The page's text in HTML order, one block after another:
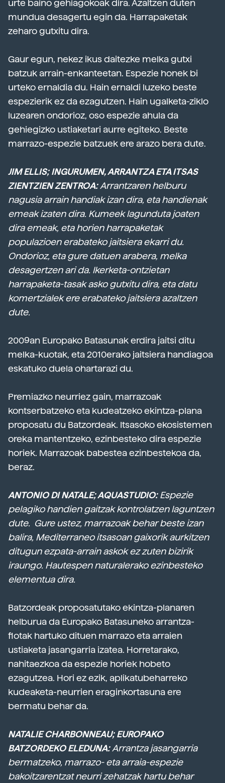
urte baino gehiagokoak dira. Azaltzen duten
mundua desagertu egin da. Harrapaketak
zeharo gutxitu dira.
Gaur egun, nekez ikus daitezke melka gutxi
batzuk arrain-enkanteetan. Espezie honek bi
urteko ernaldia du. Hain ernaldi luzeko beste
espezierik ez da ezagutzen. Hain ugalketa-ziklo
luzearen ondorioz, oso espezie ahula da
gehiegizko ustiaketari aurre egiteko. Beste
marrazo-espezie batzuek ere arazo bera dute.
JIM ELLIS; INGURUMEN, ARRANTZA ETA ITSAS
ZIENTZIEN ZENTROA:Arrantzaren helburu
nagusia arrain handiak izan dira, eta handienak
emeak izaten dira. Kumeek lagunduta joaten
dira emeak, eta horien harrapaketak
populazioen erabateko jaitsiera ekarri du.
Ondorioz, eta gure datuen arabera, melka
desagertzen ari da. Ikerketa-ontzietan
harrapaketa-tasak asko gutxitu dira, eta datu
komertzialek ere erabateko jaitsiera azaltzen
dute.
2009an Europako Batasunak erdira jaitsi ditu
melka-kuotak, eta 2010erako jaitsiera handiagoa
eskatuko duela ohartarazi du.
Premiazko neurriez gain, marrazoak
kontserbatzeko eta kudeatzeko ekintza-plana
proposatu du Batzordeak. Itsasoko ekosistemen
oreka mantentzeko, ezinbesteko dira espezie
horiek. Marrazoak babestea ezinbestekoa da,
beraz.
ANTONIO DI NATALE; AQUASTUDIO:Espezie
pelagiko handien gaitzak kontrolatzen laguntzen
dute. Gure ustez, marrazoak behar beste izan
balira, Mediterraneo itsasoan gaixorik aurkitzen
ditugun ezpata-arrain askok ez zuten bizirik
iraungo. Hautespen naturalerako ezinbesteko
elementua dira.
Batzordeak proposatutako ekintza-planaren
helburua da Europako Batasuneko arrantza-
flotak hartuko dituen marrazo eta arraien
ustiaketa jasangarria izatea. Horretarako,
nahitaezkoa da espezie horiek hobeto
ezagutzea. Hori ez ezik, aplikatubeharreko
kudeaketa-neurrien eraginkortasuna ere
bermatu behar da.
NATALIE CHARBONNEAU; EUROPAKO
BATZORDEKO ELEDUNA:Arrantza jasangarria
bermatzeko, marrazo- eta arraia-espezie
bakoitzarentzat neurri zehatzak hartu behar